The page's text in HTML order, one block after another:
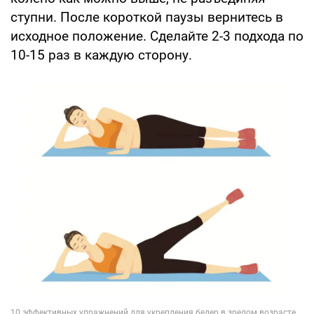
ступни. После короткой паузы вернитесь в
исходное положение. Сделайте 2-3 подхода по
10-15 раз в каждую сторону.